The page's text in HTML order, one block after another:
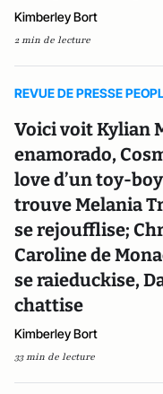
Kimberley Bort
2 min de lecture
REVUE DE PRESSE
Voici voit Kylian
enamorado,
love d’un toy-
trouve Melania
se rejoufflise;
Caroline de
se raieduckise,
chattise
Kimberley Bort
33 min de lecture